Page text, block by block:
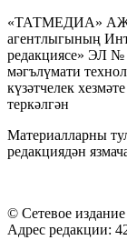
«ТАТМЕДИА» АҖ
агентлыгының
редакциясе» ЭЛ №
мәгълүмати
күзәтчелек
теркәлгән
Материалларны
редакциядән
© Сетевое
Адрес редакции: